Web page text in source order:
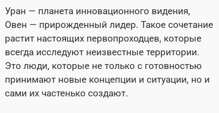
Уран — планета инновационного видения,
Овен — прирожденный лидер. Такое сочетание
растит настоящих первопроходцев, которые
всегда исследуют неизвестные территории.
Это люди, которые не только с готовностью
принимают новые концепции и ситуации, но и
сами их частенько создают.